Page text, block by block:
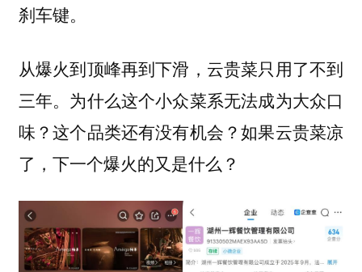
刹车键。
从爆火到顶峰再到下滑，云贵菜只用了不到
三年。为什么这个小众菜系无法成为大众口
味？这个品类还有没有机会？如果云贵菜凉
了，下一个爆火的又是什么？